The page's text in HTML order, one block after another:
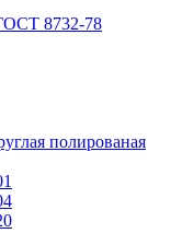
8732-78
полированая